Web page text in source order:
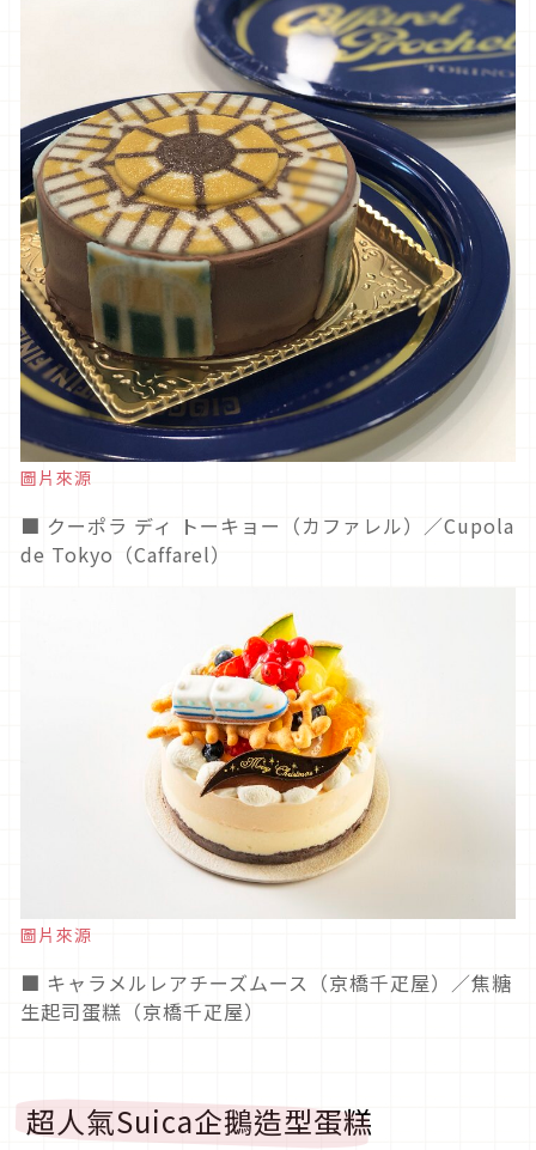
圖片來源
■ クーポラ ディ トーキョー（カファレル）／Cupola
de Tokyo（Caffarel）
圖片來源
■ キャラメルレアチーズムース（京橋千疋屋）／焦糖
生起司蛋糕（京橋千疋屋）
超人氣Suica企鵝造型蛋糕